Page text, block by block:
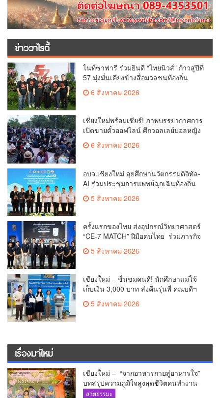
ข่าววาไรตี้
ไนท์ซาฟารี ร่วมยินดี “ไทยนิวส์” ก้าวสู่ปีที่
57 มุ่งมั่นเคียงข้างสื่อมวลชนท้องถิ่น
6 สิงหาคม 2026
เชียงใหม่พร้อมเชียร์! ภาพบรรยากาศการ
เปิดขายตั๋วออฟไลน์ ศึกวอลเลย์บอลหญิง
‘BYD DMI 6th SEA V Cup’ 6 ส.ค. นี้ รวม
6,000 ใบ
6 สิงหาคม 2026
อบจ.เชียงใหม่ ลุยศึกษานวัตกรรมดิจิทัล-
AI ร่วมประชุมการแพทย์ฉุกเฉินท้องถิ่น
เอราวัณสู่มาตรฐานสากล
5 สิงหาคม 2026
ครั้งแรกของไทย ส่งอุปกรณ์วิทยาศาสตร์
“CE-7 MATCH” ฝีมือคนไทย ร่วมภารกิจ
5 สิงหาคม 2026
เชียงใหม่ – ชื่นชมคนดี! นักศึกษาแม่โจ้
เก็บเงิน 3,000 บาท ส่งคืนรุ่นพี่ คณบดีฯ
มอบเกียรติบัตรเชิดชู “ลูกแม่โจ้เลิศน้ำใจ”
5 สิงหาคม 2026
เรื่องมาใหม่
เชียงใหม่ – “จากอาหารกายสู่อาหารใจ”
บทสรุปความภูมิใจสูงสุดชีวิตคนทำงาน
ได้ถวายรายงาน “โคก หนอง นา วัดสันมะ
สายธรรมะ